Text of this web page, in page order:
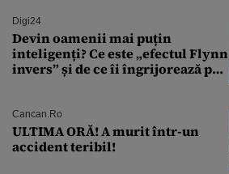
Digi24
Devin oamenii mai puțin
inteligenți? Ce este „efectul Flynn
invers” și de ce îi îngrijorează pe
Cancan.ro
ULTIMA ORĂ! A murit într-un
accident teribil!